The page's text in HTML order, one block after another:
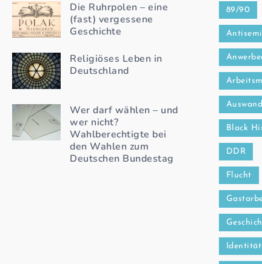
Die Ruhrpolen – eine
(fast) vergessene
Geschichte
Religiöses Leben in
Deutschland
Wer darf wählen – und
wer nicht?
Wahlberechtigte bei
den Wahlen zum
Deutschen Bundestag
89/90
Black
DDR
Flucht
Identität